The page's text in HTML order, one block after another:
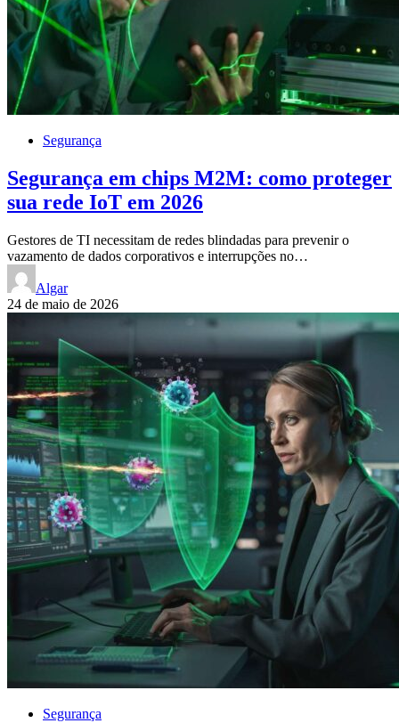
Segurança
Segurança em chips M2M: como proteger
sua rede IoT em 2026
Gestores de TI necessitam de redes blindadas para prevenir o
vazamento de dados corporativos e interrupções no…
Algar
24 de maio de 2026
Segurança